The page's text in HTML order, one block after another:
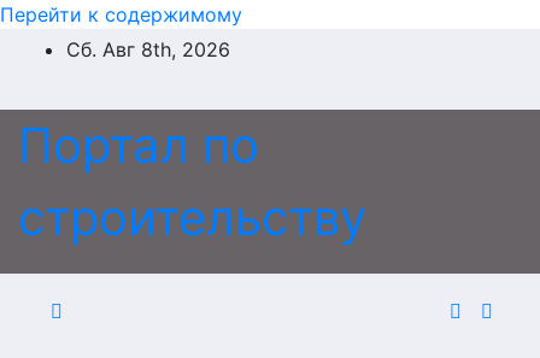
Перейти к содержимому
Сб. Авг 8th, 2026
Портал по
строительству